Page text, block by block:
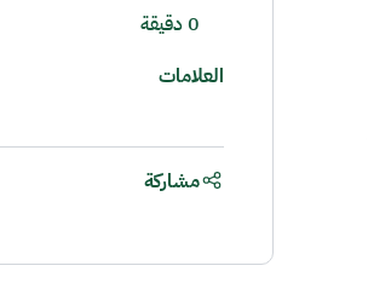
0 دقيقة
العلامات
مشاركة